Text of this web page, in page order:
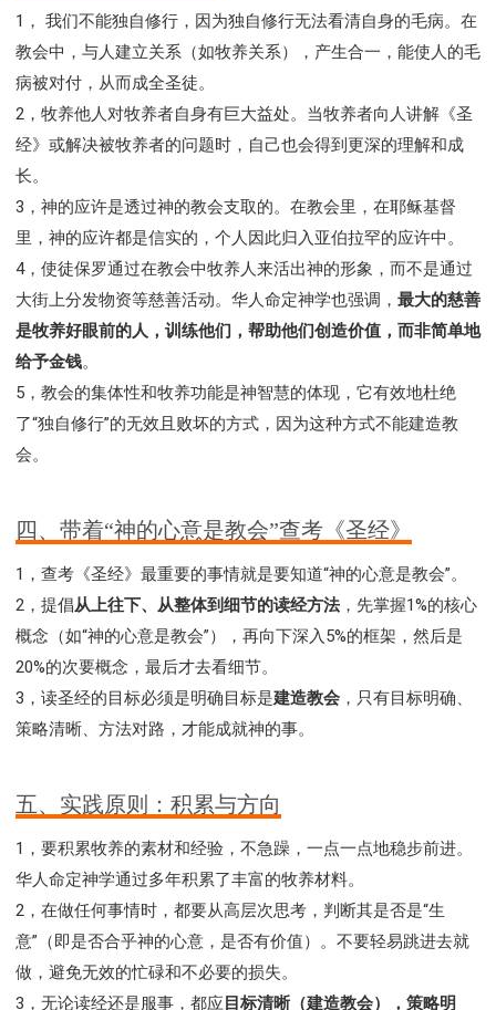
1， 我们不能独自修行，因为独自修行无法看清自身的毛病。在
教会中，与人建立关系（如牧养关系），产生合一，能使人的毛
病被对付，从而成全圣徒。
2，牧养他人对牧养者自身有巨大益处。当牧养者向人讲解《圣
经》或解决被牧养者的问题时，自己也会得到更深的理解和成
长。
3，神的应许是透过神的教会支取的。在教会里，在耶稣基督
里，神的应许都是信实的，个人因此归入亚伯拉罕的应许中。
4，使徒保罗通过在教会中牧养人来活出神的形象，而不是通过
大街上分发物资等慈善活动。华人命定神学也强调， 最大的慈善
是牧养好眼前的人，训练他们，帮助他们创造价值，而非简单地
给予金钱。
5，教会的集体性和牧养功能是神智慧的体现，它有效地杜绝
了“独自修行”的无效且败坏的方式，因为这种方式不能建造教
会。
四、带着“神的心意是教会”查考《圣经》
1，查考《圣经》最重要的事情就是要知道“神的心意是教会”。
2，提倡从上往下、从整体到细节的读经方法，先掌握1%的核心
概念（如“神的心意是教会”），再向下深入5%的框架，然后是
20%的次要概念，最后才去看细节。
3，读圣经的目标必须是明确目标是建造教会 ，只有目标明确、
策略清晰、方法对路，才能成就神的事。
五、实践原则：积累与方向
1，要积累牧养的素材和经验，不急躁，一点一点地稳步前进。
华人命定神学通过多年积累了丰富的牧养材料。
2，在做任何事情时，都要从高层次思考，判断其是否是“生
意”（即是否合乎神的心意，是否有价值）。不要轻易跳进去就
做，避免无效的忙碌和不必要的损失。
3，无论读经还是服事，都应目标清晰（建造教会），策略明